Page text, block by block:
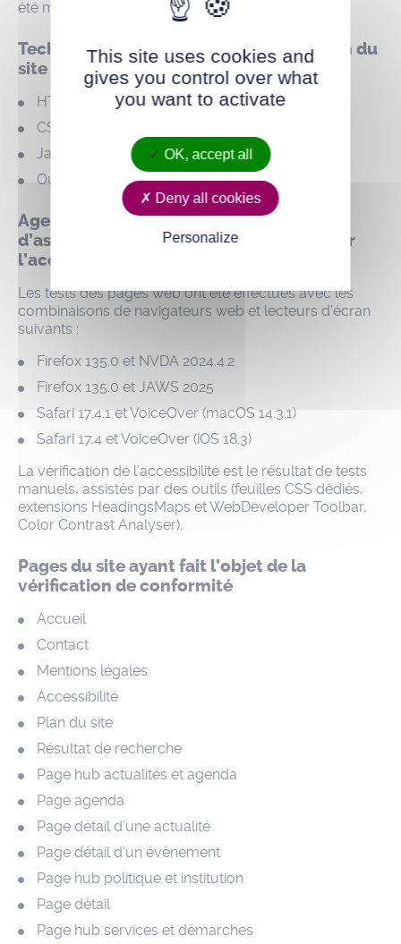
été mise à jour le 18 mars 2025.
Technologies utilisées pour la réalisation du
site
HTML5
CSS
JavaScript
Outil de gestion de contenus : WordPress
Agents utilisateurs, technologies
d’assistance et outils utilisés pour vérifier
l’accessibilité
Les tests des pages web ont été effectués avec les
combinaisons de navigateurs web et lecteurs d’écran
suivants :
Firefox 135.0 et NVDA 2024.4.2
Firefox 135.0 et JAWS 2025
Safari 17.4.1 et VoiceOver (macOS 14.3.1)
Safari 17.4 et VoiceOver (iOS 18.3)
La vérification de l’accessibilité est le résultat de tests
manuels, assistés par des outils (feuilles CSS dédiés,
extensions HeadingsMaps et WebDeveloper Toolbar,
Color Contrast Analyser).
Pages du site ayant fait l’objet de la
vérification de conformité
Accueil
Contact
Mentions légales
Accessibilité
Plan du site
Résultat de recherche
Page hub actualités et agenda
Page agenda
Page détail d’une actualité
Page détail d’un événement
Page hub politique et institution
Page détail
Page hub services et démarches
This site uses cookies and
gives you control over what
you want to activate
OK, accept all
Deny all cookies
Personalize